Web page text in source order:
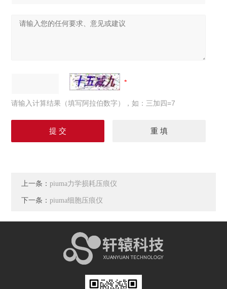
请输入计算结果（填写阿拉伯数字），如：三加四=7
上一条：piuma力学损耗压痕仪
下一条：piuma细胞压痕仪